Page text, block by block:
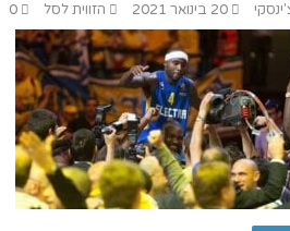
20 בינואר 2021 הזווית לסל 0